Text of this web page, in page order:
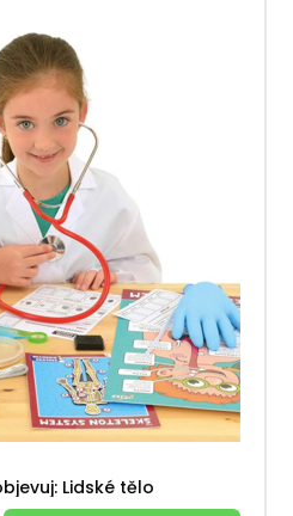
Lidské tělo